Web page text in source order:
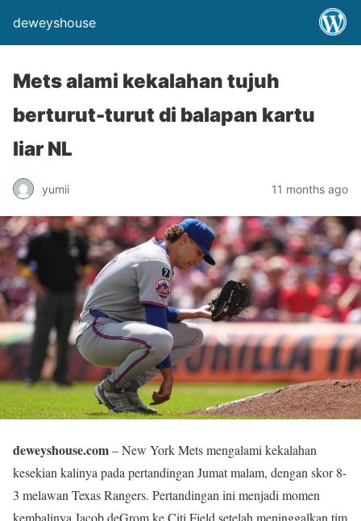
deweyshouse
Mets alami kekalahan tujuh
berturut-turut di balapan kartu
liar NL
yumii 11 months ago
deweyshouse.com– New York Mets mengalami kekalahan
kesekian kalinya pada pertandingan Jumat malam, dengan skor 8-
3 melawan Texas Rangers. Pertandingan ini menjadi momen
kembalinya Jacob deGrom ke Citi Field setelah meninggalkan tim